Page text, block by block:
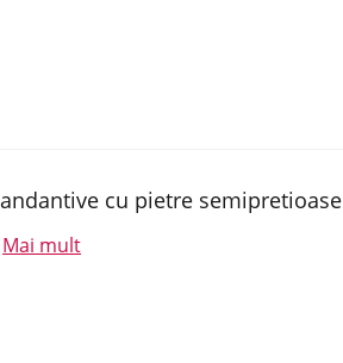
cu pietre semipretioase
Mai mult